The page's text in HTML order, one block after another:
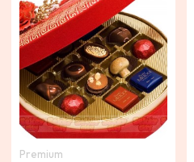
Premium